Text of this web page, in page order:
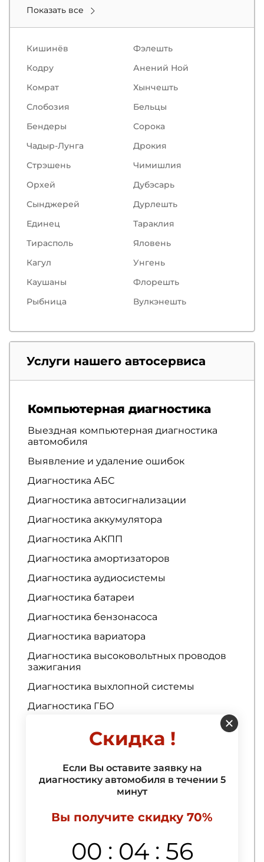
Показать все
Кишинёв
Фэлешть
Кодру
Анений Ной
Комрат
Хынчешть
Слобозия
Бельцы
Бендеры
Сорокa
Чадыр-Лунга
Дрокия
Стрэшень
Чимишлия
Орхей
Дубэсарь
Сынджерей
Дурлешть
Единец
Тараклия
Тирасполь
Яловень
Кагул
Унгень
Каушаны
Флорешть
Рыбница
Вулкэнешть
Услуги нашего автосервиса
Компьютерная диагностика
Выездная компьютерная диагностика
автомобиля
Выявление и удаление ошибок
Диагностика АБС
Диагностика автосигнализации
Диагностика аккумулятора
Диагностика АКПП
Диагностика амортизаторов
Диагностика аудиосистемы
Диагностика батареи
Диагностика бензонасоса
Диагностика вариатора
Диагностика высоковольтных проводов
зажигания
Диагностика выхлопной системы
Диагностика ГБО
Диагностика гибридных автомобилей
Диагностика гидроусилителя руля
Диагностика ГРМ
Диагностика двигателя
Ремонт кузова
Скидка !
Если Вы оставите заявку на
диагностику автомобиля в течении 5
минут
Вы получите скидку 70%
00 : 04 : 55